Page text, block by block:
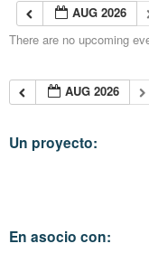
AUG 2026
There are no upcoming
AUG 2026
Un proyecto:
En asocio con: